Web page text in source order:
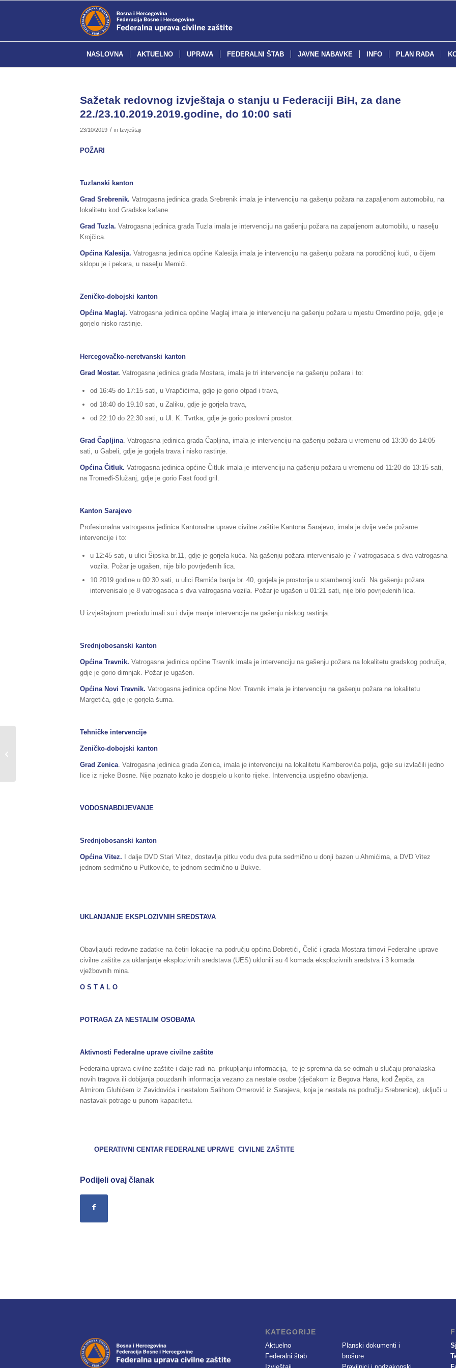
NASLOVNA AKTUELNO UPRAVA FEDERALNI ŠTAB JAVNE NABAVKE INFO PLAN RADA
Sažetak redovnog izvještaja o stanju u Federaciji BiH, za dane
22./23.10.2019.2019.godine, do 10:00 sati
23/10/2019 / in Izvještaji
POŽARI
Tuzlanski kanton
Grad Srebrenik. Vatrogasna jedinica grada Srebrenik imala je intervenciju na gašenju požara na zapaljenom automobilu, na
lokalitetu kod Gradske kafane.
Grad Tuzla. Vatrogasna jedinica grada Tuzla imala je intervenciju na gašenju požara na zapaljenom automobilu, u naselju
Krojčica.
Općina Kalesija. Vatrogasna jedinica općine Kalesija imala je intervenciju na gašenju požara na porodičnoj kući, u čijem
sklopu je i pekara, u naselju Memići.
Zeničko-dobojski kanton
Općina Maglaj. Vatrogasna jedinica općine Maglaj imala je intervenciju na gašenju požara u mjestu Omerdino polje, gdje je
gorjelo nisko rastinje.
Hercegovačko-neretvanski kanton
Grad Mostar. Vatrogasna jedinica grada Mostara, imala je tri intervencije na gašenju požara i to:
od 16:45 do 17:15 sati, u Vrapčićima, gdje je gorio otpad i trava,
od 18:40 do 19.10 sati, u Zaliku, gdje je gorjela trava,
od 22:10 do 22:30 sati, u Ul. K. Tvrtka, gdje je gorio poslovni prostor.
Grad Čapljina . Vatrogasna jedinica grada Čapljina, imala je intervenciju na gašenju požara u vremenu od 13:30 do 14:05
sati, u Gabeli, gdje je gorjela trava i nisko rastinje.
Općina Čitluk. Vatrogasna jedinica općine Čitluk imala je intervenciju na gašenju požara u vremenu od 11:20 do 13:15 sati,
na Tromeđi-Služanj, gdje je gorio Fast food gril.
Kanton Sarajevo
Profesionalna vatrogasna jedinica Kantonalne uprave civilne zaštite Kantona Sarajevo, imala je dvije veće požarne
intervencije i to:
u 12:45 sati, u ulici Šipska br.11, gdje je gorjela kuća. Na gašenju požara intervenisalo je 7 vatrogasaca s dva vatrogasna
vozila. Požar je ugašen, nije bilo povrjeđenih lica.
10.2019.godine u 00:30 sati, u ulici Ramića banja br. 40, gorjela je prostorija u stambenoj kući. Na gašenju požara
intervenisalo je 8 vatrogasaca s dva vatrogasna vozila. Požar je ugašen u 01:21 sati, nije bilo povrjeđenih lica.
U izvještajnom preriodu imali su i dvije manje intervencije na gašenju niskog rastinja.
Srednjobosanski kanton
Općina Travnik. Vatrogasna jedinica općine Travnik imala je intervenciju na gašenju požara na lokalitetu gradskog područja,
gdje je gorio dimnjak. Požar je ugašen.
Općina Novi Travnik. Vatrogasna jedinica općine Novi Travnik imala je intervenciju na gašenju požara na lokalitetu
Margetića, gdje je gorjela šuma.
Tehničke intervencije
Zeničko-dobojski kanton
Grad Zenica. Vatrogasna jedinica grada Zenica, imala je intervenciju na lokalitetu Kamberovića polja, gdje su izvlačili jedno
lice iz rijeke Bosne. Nije poznato kako je dospjelo u korito rijeke. Intervencija uspješno obavljenja.
VODOSNABDIJEVANJE
Srednjobosanski kanton
Općina Vitez.
I dalje DVD Stari Vitez, dostavlja pitku vodu dva puta sedmično u donji bazen u Ahmićima, a DVD Vitez
jednom sedmično u Putkoviće, te jednom sedmično u Bukve.
UKLANJANJE EKSPLOZIVNIH SREDSTAVA
Obavljajući redovne zadatke na četiri lokacije na području općina Dobretići, Čelić i grada Mostara timovi Federalne uprave
civilne zaštite za uklanjanje eksplozivnih sredstava (UES) uklonili su 4 komada eksplozivnih sredstva i 3 komada
vježbovnih mina.
O S T A L O
POTRAGA ZA NESTALIM OSOBAMA
Aktivnosti Federalne uprave civilne zaštite
Federalna uprava civilne zaštite i dalje radi na prikupljanju informacija, te je spremna da se odmah u slučaju pronalaska
novih tragova ili dobijanja pouzdanih informacija vezano za nestale osobe (dječakom iz Begova Hana, kod Žepča, za
Almirom Gluhićem iz Zavidovića i nestalom Salihom Omerović iz Sarajeva, koja je nestala na području Srebrenice), uključi u
nastavak potrage u punom kapacitetu.
OPERATIVNI CENTAR FEDERALNE UPRAVE CIVILNE ZAŠTITE
Podijeli ovaj članak
KATEGORIJE
Aktuelno
Federalni štab
Planski dokumenti i
brošure
u Federaciji BiH, za dane
21./22.10.2019.2019.godine,...